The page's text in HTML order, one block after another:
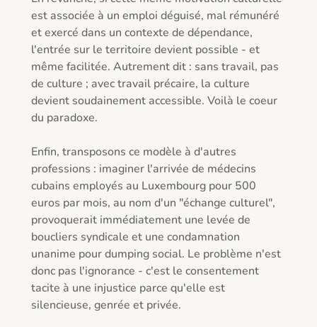
est associée à un emploi déguisé, mal rémunéré
et exercé dans un contexte de dépendance,
l'entrée sur le territoire devient possible - et
même facilitée. Autrement dit : sans travail, pas
de culture ; avec travail précaire, la culture
devient soudainement accessible. Voilà le coeur
du paradoxe.
Enfin, transposons ce modèle à d'autres
professions : imaginer l'arrivée de médecins
cubains employés au Luxembourg pour 500
euros par mois, au nom d'un "échange culturel",
provoquerait immédiatement une levée de
boucliers syndicale et une condamnation
unanime pour dumping social. Le problème n'est
donc pas l'ignorance - c'est le consentement
tacite à une injustice parce qu'elle est
silencieuse, genrée et privée.